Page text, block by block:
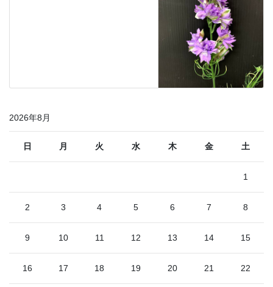
2026年8月
日 月 火 水 木 金 土
1
2 3 4 5 6 7 8
9 10 11 12 13 14 15
16 17 18 19 20 21 22